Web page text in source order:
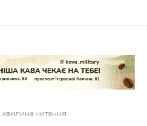
хвилина читання